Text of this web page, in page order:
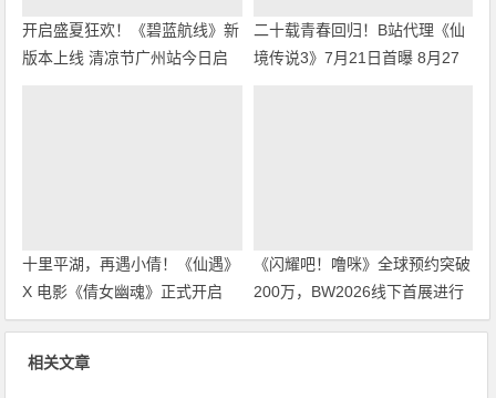
开启盛夏狂欢！《碧蓝航线》新
版本上线 清凉节广州站今日启
二十载青春回归！B站代理《仙
境传说3》7月21日首曝 8月27
十里平湖，再遇小倩！《仙遇》
X 电影《倩女幽魂》正式开启
《闪耀吧！噜咪》全球预约突破
200万，BW2026线下首展进行
中
相关文章